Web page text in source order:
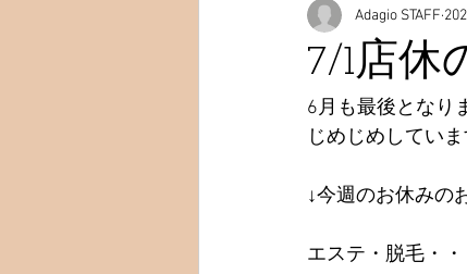
7/1店休
Adagio STAFF
6月も最後となり
じめじめしてい
↓今週のお休みの
エステ・脱毛・・